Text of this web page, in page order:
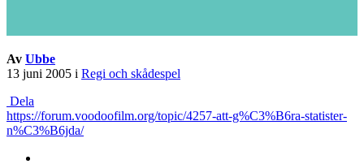
Av Ubbe
13 juni 2005 i Regi och skådespel
Dela
https://forum.voodoofilm.org/topic/4257-att-g%C3%B6ra-statister-
n%C3%B6jda/